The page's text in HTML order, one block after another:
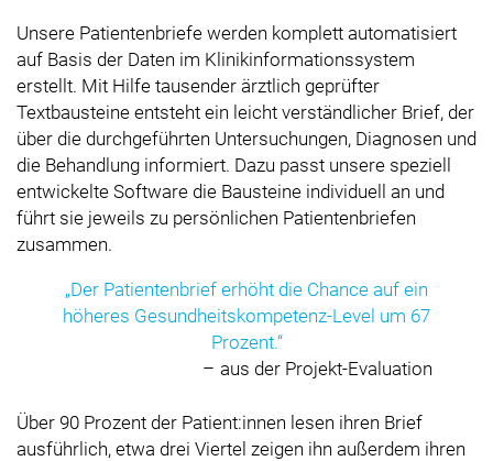
Unsere Patientenbriefe werden komplett automatisiert
auf Basis der Daten im Klinikinformationssystem
erstellt. Mit Hilfe tausender ärztlich geprüfter
Textbausteine entsteht ein leicht verständlicher Brief, der
über die durchgeführten Untersuchungen, Diagnosen und
die Behandlung informiert. Dazu passt unsere speziell
entwickelte Software die Bausteine individuell an und
führt sie jeweils zu persönlichen Patientenbriefen
zusammen.
Der Patientenbrief erhöht die Chance auf ein
höheres Gesundheitskompetenz-Level um 67
Prozent.
aus der Projekt-Evaluation
Über 90 Prozent der Patient:innen lesen ihren Brief
ausführlich, etwa drei Viertel zeigen ihn außerdem ihren